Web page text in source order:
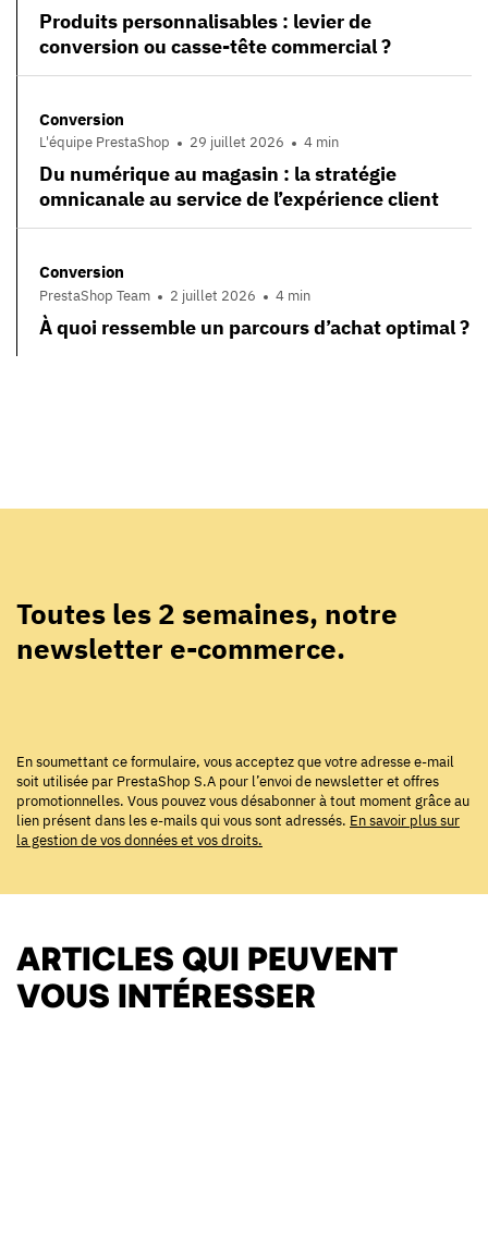
Produits personnalisables : levier de
conversion ou casse-tête commercial ?
Conversion
L'équipe PrestaShop 29 juillet 2026 4 min
Du numérique au magasin : la stratégie
omnicanale au service de l’expérience client
Conversion
PrestaShop Team 2 juillet 2026 4 min
À quoi ressemble un parcours d’achat optimal ?
Toutes les 2 semaines, notre
newsletter e-commerce.
En soumettant ce formulaire, vous acceptez que votre adresse e-mail
soit utilisée par PrestaShop S.A pour l’envoi de newsletter et offres
promotionnelles. Vous pouvez vous désabonner à tout moment grâce au
lien présent dans les e-mails qui vous sont adressés. En savoir plus sur
la gestion de vos données et vos droits.
ARTICLES QUI PEUVENT
VOUS INTÉRESSER